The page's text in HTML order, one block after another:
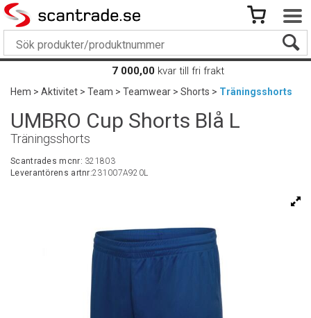
7 000,00 kvar till fri frakt
Hem>Aktivitet>Team>Teamwear>Shorts>Träningsshorts
UMBRO Cup Shorts Blå L
Träningsshorts
Scantrades mcnr: 321803
Leverantörens artnr:231007A920L